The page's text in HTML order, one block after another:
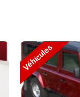
Véhicules